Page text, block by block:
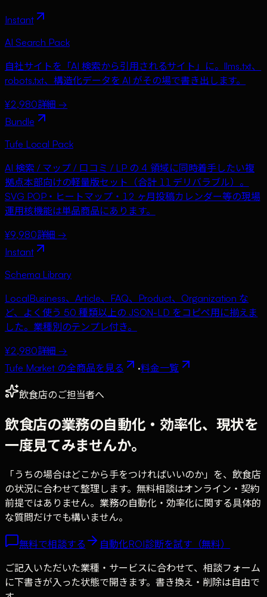
Instant
AI Search Pack
自社サイトを「AI 検索から引用されるサイト」に。llms.txt、
robots.txt、構造化データを AI がその場で書き出します。
¥2,980詳細 →
Bundle
Tufe Local Pack
AI 検索 / マップ / 口コミ / LP の 4 領域に同時着手したい複
拠点本部向けの軽量版セット（合計 11 デリバラブル）。
SVG POP・ヒートマップ・12 ヶ月投稿カレンダー等の現場
運用核機能は単品商品にあります。
¥9,980詳細 →
Instant
Schema Library
LocalBusiness、Article、FAQ、Product、Organization な
ど、よく使う 50 種類以上の JSON-LD をコピペ用に揃えま
した。業種別のテンプレ付き。
¥2,980詳細 →
Tufe Market の全商品を見る
·料金一覧
飲食店のご担当者へ
飲食店の業務の自動化・効率化、現状を
一度見てみませんか。
「うちの場合はどこから手をつければいいのか」を、飲食店
の状況に合わせて整理します。無料相談はオンライン・契約
前提ではありません。業務の自動化・効率化に関する具体的
な質問だけでも構いません。
無料で相談する
自動化ROI診断を試す（無料）
ご記入いただいた業種・サービスに合わせて、相談フォーム
に下書きが入った状態で開きます。書き換え・削除は自由で